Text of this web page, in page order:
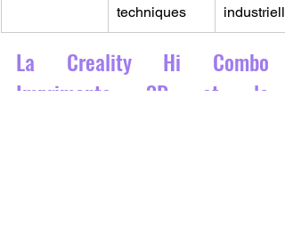
techniques
industrielle
La Creality Hi Combo
Imprimante 3D et la